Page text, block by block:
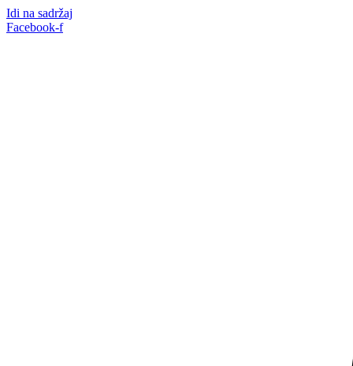
Idi na sadržaj
Facebook-f